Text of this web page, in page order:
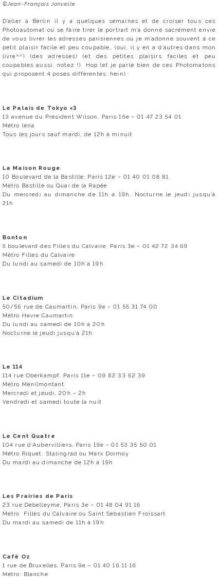
©Jean-François Jonvelle
D’aller à Berlin il y a quelques semaines et de croiser tous ces
Photoautomat où se faire tirer le portrait m’a donné sacrément envie
de vous livrer les adresses parisiennes où je m’adonne souvent à ce
petit plaisir facile et peu coupable… (oui, il y en a d’autres dans mon
livre^^) (des adresses) (et des petites plaisirs faciles et peu
coupables aussi, notez !). Hop (et je parle bien de ces Photomatons
qui proposent 4 poses différentes, hein) :
Le Palais de Tokyo <3
13 avenue du Président Wilson, Paris 16e – 01 47 23 54 01
Métro Iéna
Tous les jours sauf mardi, de 12h à minuit
La Maison Rouge
10 Boulevard de la Bastille, Paris 12e – 01 40 01 08 81
Métro Bastille ou Quai de la Rapée
Du mercredi au dimanche de 11h à 19h, Nocturne le jeudi jusqu’à
21h
Bonton
5 boulevard des Filles du Calvaire, Paris 3e – 01 42 72 34 69
Métro Filles du Calvaire
Du lundi au samedi de 10h à 19h
Le Citadium
50/56 rue de Caumartin, Paris 9e – 01 55 31 74 00
Métro Havre Caumartin
Du lundi au samedi de 10h à 20h
Nocturne le jeudi jusqu’à 21h
Le 114
114 rue Oberkampf, Paris 11e – 09 82 33 62 39
Métro Ménilmontant
Mercredi et jeudi, 20h – 2h
Vendredi et samedi toute la nuit
Le Cent Quatre
104 rue d’Aubervilliers, Paris 19e – 01 53 35 50 01
Métro Riquet, Stalingrad ou Marx Dormoy
Du mardi au dimanche de 12h à 19h
Les Prairies de Paris
23 rue Debelleyme, Paris 3e – 01 48 04 91 16
Métro Filles du Calvaire ou Saint Sébastien Froissart
Du mardi au samedi de 11h à 19h
Café Oz
1 rue de Bruxelles, Paris 9e – 01 40 16 11 16
Métro: Blanche